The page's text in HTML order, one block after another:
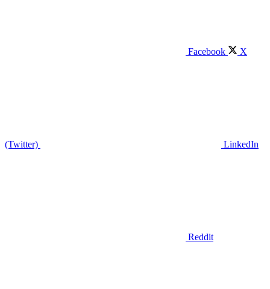
Facebook X
(Twitter) LinkedIn
Reddit